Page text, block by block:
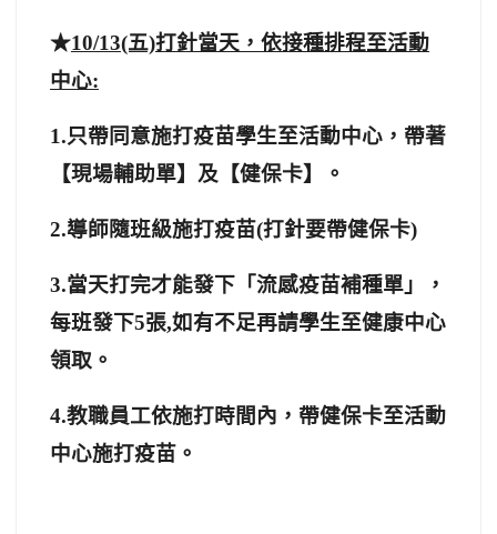
★10/13(五)打針當天，依接種排程至活動
中心:
1.只帶同意施打疫苗學生至活動中心，帶著
【現場輔助單】及【健保卡】。
2.導師隨班級施打疫苗(打針要帶健保卡)
3.當天打完才能發下「流感疫苗補種單」，
每班發下5張,如有不足再請學生至健康中心
領取。
4.教職員工依施打時間內，帶健保卡至活動
中心施打疫苗。